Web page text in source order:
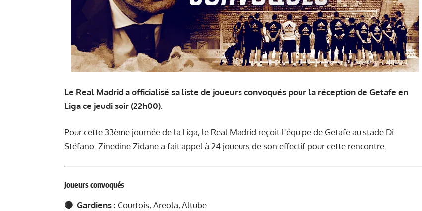
Le Real Madrid a officialisé sa liste de joueurs convoqués pour la réception de Getafe en
Liga ce jeudi soir (22h00).
Pour cette 33ème journée de la Liga, le Real Madrid reçoit l'équipe de Getafe au stade Di
Stéfano. Zinedine Zidane a fait appel à 24 joueurs de son effectif pour cette rencontre.
Joueurs convoqués
🔴 Gardiens : Courtois, Areola, Altube